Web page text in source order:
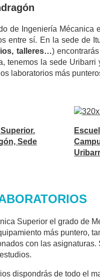
de Ingeniería Mécanica
entre sí. En la sede de
talleres…)
tenemos la sede
laboratorios más
Sede
Superior el grado de
más puntero,
con las
dispondrás de todo el